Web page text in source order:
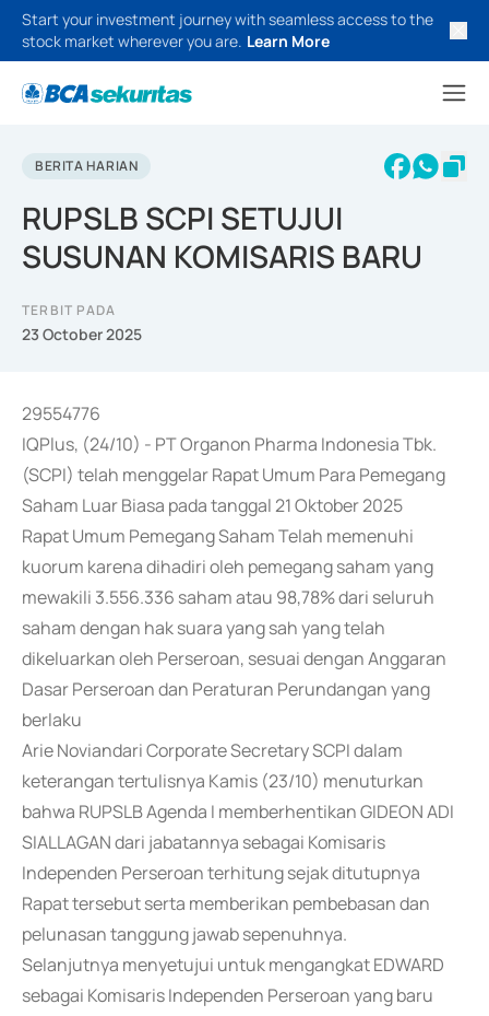
Start your investment journey with seamless access to the
stock market wherever you are. Learn More
BERITA HARIAN
RUPSLB SCPI SETUJUI
SUSUNAN KOMISARIS BARU
TERBIT PADA
23 October 2025
29554776
IQPlus, (24/10) - PT Organon Pharma Indonesia Tbk.
(SCPI) telah menggelar Rapat Umum Para Pemegang
Saham Luar Biasa pada tanggal 21 Oktober 2025
Rapat Umum Pemegang Saham Telah memenuhi
kuorum karena dihadiri oleh pemegang saham yang
mewakili 3.556.336 saham atau 98,78% dari seluruh
saham dengan hak suara yang sah yang telah
dikeluarkan oleh Perseroan, sesuai dengan Anggaran
Dasar Perseroan dan Peraturan Perundangan yang
berlaku
Arie Noviandari Corporate Secretary SCPI dalam
keterangan tertulisnya Kamis (23/10) menuturkan
bahwa RUPSLB Agenda I memberhentikan GIDEON ADI
SIALLAGAN dari jabatannya sebagai Komisaris
Independen Perseroan terhitung sejak ditutupnya
Rapat tersebut serta memberikan pembebasan dan
pelunasan tanggung jawab sepenuhnya.
Selanjutnya menyetujui untuk mengangkat EDWARD
sebagai Komisaris Independen Perseroan yang baru